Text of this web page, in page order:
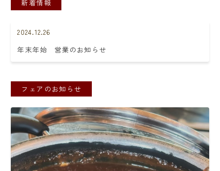
新着情報
2024.12.26
年末年始 営業のお知らせ
フェアのお知らせ